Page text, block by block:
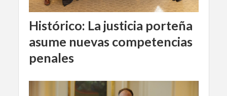
Histórico: La justicia porteña
asume nuevas competencias
penales